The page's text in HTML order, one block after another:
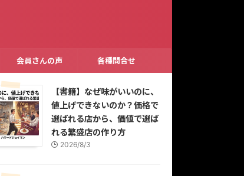
会員さんの声 各種問合せ
【書籍】なぜ味がいいのに、
値上げできないのか？価格で
選ばれる店から、価値で選ば
れる繁盛店の作り方
2026/8/3